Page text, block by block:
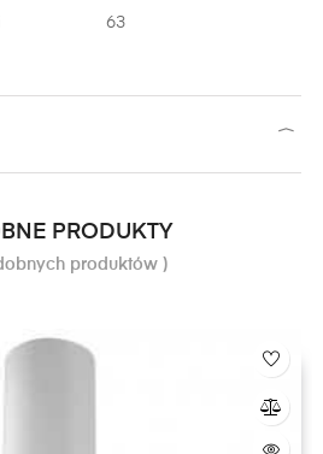
63
PRODUKTY
produktów )